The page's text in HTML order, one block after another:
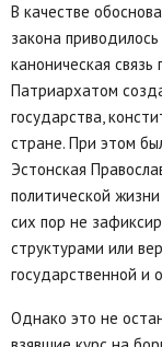
В качестве
закона
каноническая
Патриархатом
государства,
стране. При этом
Эстонская
политической
сих пор не
структурами или
государственной и
Однако это не